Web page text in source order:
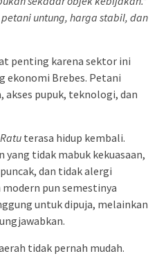
petani untung, harga stabil, dan
penting karena sektor ini
ekonomi Brebes. Petani
pupuk, teknologi, dan
terasa hidup kembali.
tidak mabuk kekuasaan,
dan tidak alergi
pun semestinya
untuk dipuja, melainkan
tidak pernah mudah.